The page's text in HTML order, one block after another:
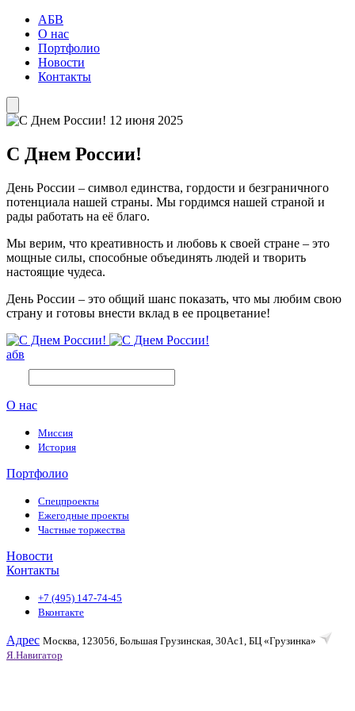
АБВ
О нас
Портфолио
Новости
Контакты
12 июня 2025
С Днем России!
День России – символ единства, гордости и безграничного
потенциала нашей страны. Мы гордимся нашей страной и
рады работать на её благо.
Мы верим, что креативность и любовь к своей стране – это
мощные силы, способные объединять людей и творить
настоящие чудеса.
День России – это общий шанс показать, что мы любим свою
страну и готовы внести вклад в ее процветание!
абв
О нас
Миссия
История
Портфолио
Спецпроекты
Ежегодные проекты
Частные торжества
Новости
Контакты
+7 (495) 147-74-45
Вконтакте
Адрес Москва, 123056, Большая Грузинская, 30Ас1, БЦ «Грузинка»
Я.Навигатор